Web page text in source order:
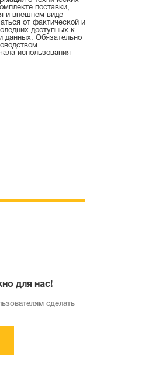
поставки,
и внешнем виде
от фактической и
доступных к
данных. Обязательно
использования
для нас!
сделать